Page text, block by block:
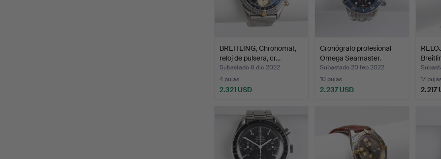
BREITLING, Chronomat,
reloj de pulsera, cr…
Subastado 8 dic 2022
4 pujas
2.321 USD
Cronógrafo profesional
Omega Seamaster.
Subastado 20 feb 2022
10 pujas
2.237 USD
17
2.217